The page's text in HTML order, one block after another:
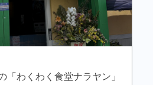
「わくわく食堂ナラヤン」